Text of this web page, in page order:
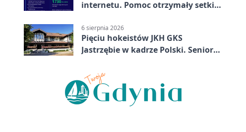
internetu. Pomoc otrzymały setki
6 sierpnia 2026
Pięciu hokeistów JKH GKS
Jastrzębie w kadrze Polski. Seniorzy